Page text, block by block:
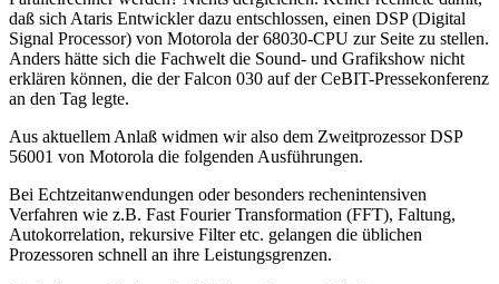
daß sich Ataris Entwickler dazu entschlossen, einen DSP (Digital
Signal Processor) von Motorola der 68030-CPU zur Seite zu stellen.
Anders hätte sich die Fachwelt die Sound- und Grafikshow nicht
erklären können, die der Falcon 030 auf der CeBIT-Pressekonferenz
an den Tag legte.
Aus aktuellem Anlaß widmen wir also dem Zweitprozessor DSP
56001 von Motorola die folgenden Ausführungen.
Bei Echtzeitanwendungen oder besonders rechenintensiven
Verfahren wie z.B. Fast Fourier Transformation (FFT), Faltung,
Autokorrelation, rekursive Filter etc. gelangen die üblichen
Prozessoren schnell an ihre Leistungsgrenzen.